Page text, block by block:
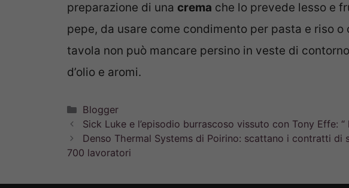
preparazione di una crema che lo prevede lesso e
pepe, da usare come condimento per pasta e riso o
tavola non può mancare persino in veste di
d’olio e aromi.
Categorie
Blogger
Sick Luke e l’episodio burrascoso vissuto con Tony Effe:
Denso Thermal Systems di Poirino: scattano i contratti di
700 lavoratori